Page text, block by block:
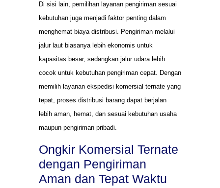
Di sisi lain, pemilihan layanan pengiriman sesuai
kebutuhan juga menjadi faktor penting dalam
menghemat biaya distribusi. Pengiriman melalui
jalur laut biasanya lebih ekonomis untuk
kapasitas besar, sedangkan jalur udara lebih
cocok untuk kebutuhan pengiriman cepat. Dengan
memilih layanan ekspedisi komersial ternate yang
tepat, proses distribusi barang dapat berjalan
lebih aman, hemat, dan sesuai kebutuhan usaha
maupun pengiriman pribadi.
Ongkir Komersial Ternate
dengan Pengiriman
Aman dan Tepat Waktu